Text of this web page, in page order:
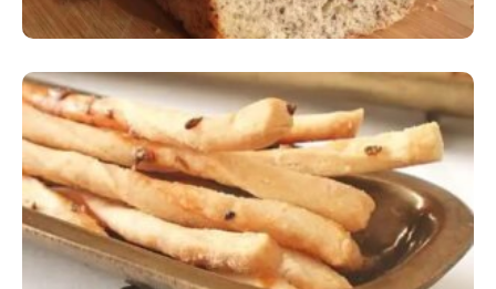
Comer Bem: Palitinhos De Cebola E Salsa